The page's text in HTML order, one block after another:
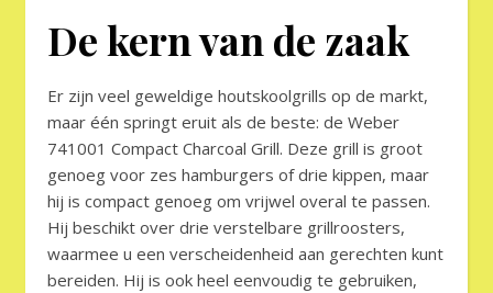
De kern van de zaak
Er zijn veel geweldige houtskoolgrills op de markt,
maar één springt eruit als de beste: de Weber
741001 Compact Charcoal Grill. Deze grill is groot
genoeg voor zes hamburgers of drie kippen, maar
hij is compact genoeg om vrijwel overal te passen.
Hij beschikt over drie verstelbare grillroosters,
waarmee u een verscheidenheid aan gerechten kunt
bereiden. Hij is ook heel eenvoudig te gebruiken,